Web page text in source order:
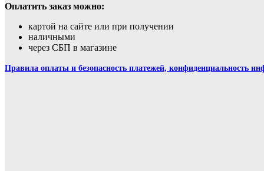
Оплатить заказ можно:
картой на сайте или при получении
наличными
через СБП в магазине
Правила оплаты и безопасность платежей, конфиденциальность